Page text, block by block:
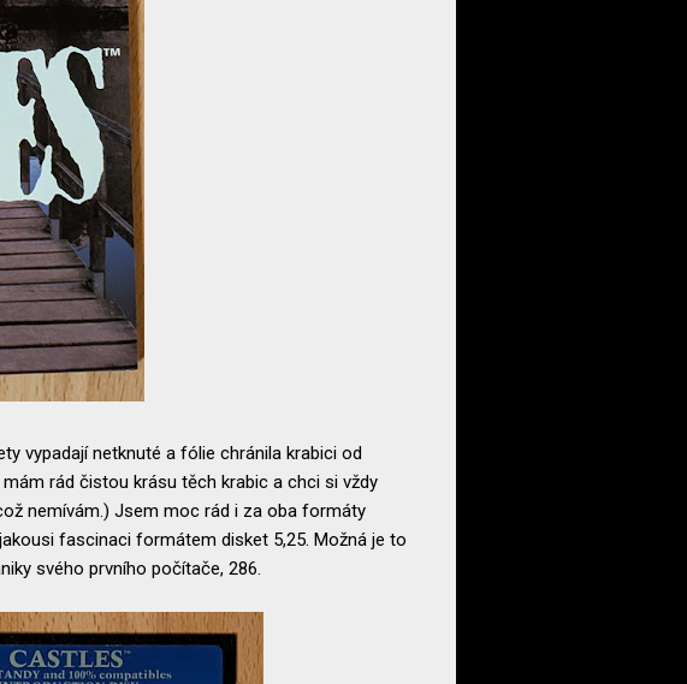
vypadají netknuté a fólie chránila krabici od
rád čistou krásu těch krabic a chci si vždy
nemívám.) Jsem moc rád i za oba formáty
fascinaci formátem disket 5,25. Možná je to
svého prvního počítače, 286.